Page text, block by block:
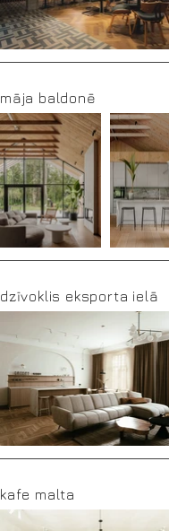
māja baldonē
dzīvoklis eksporta ielā
kafe malta